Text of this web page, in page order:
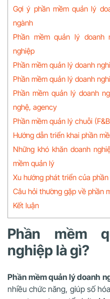
Gợi ý phần mềm quản lý
ngành
Phần mềm quản lý doanh
nghiệp
Phần mềm quản lý doanh
Phần mềm quản lý doanh
Phần mềm quản lý doanh
nghệ, agency
Phần mềm quản lý chuỗi
Hướng dẫn triển khai phần
Những khó khăn doanh
mềm quản lý
Xu hướng phát triển của
Câu hỏi thường gặp về phần
Kết luận
Phần mềm
nghiệp là gì?
Phần mềm quản lý doanh
nhiều chức năng, giúp số